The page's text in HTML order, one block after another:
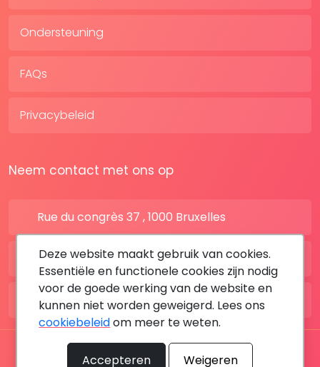
Ondersteuning
FAQs
Privacybeleid
Neem contact met ons op
Rue du congrès 37 , 1000 Bruxelles
BE: +32 28080227
FR: +33 183642895
Alle rechten voorbehouden © 2026 DoktersAfspraak
Deze website maakt gebruik van cookies.
Essentiële en functionele cookies zijn nodig
voor de goede werking van de website en
kunnen niet worden geweigerd. Lees ons
cookiebeleidom meer te weten.
Accepteren Weigeren